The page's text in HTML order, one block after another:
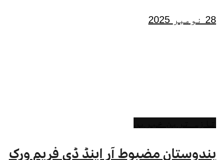
28 نومبر 2025
ہندوستان مضبوط آر اینڈ ڈی فریم ورک